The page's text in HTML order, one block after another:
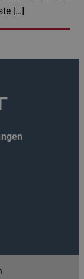
[…]